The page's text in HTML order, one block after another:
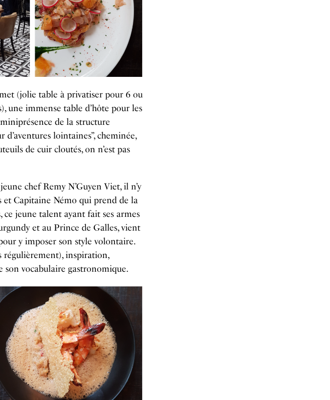
(jolie table à privatiser pour 6 ou
une immense table d’hôte pour les
de la structure
lointaines”, cheminée,
de cuir cloutés, on n’est pas
chef Remy N’Guyen Viet, il n’y
et Capitaine Némo qui prend de la
ce jeune talent ayant fait ses armes
et au Prince de Galles, vient
y imposer son style volontaire.
régulièrement), inspiration,
son vocabulaire gastronomique.